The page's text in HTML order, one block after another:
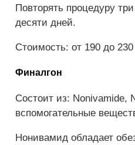
Повторять процедуру
десяти дней.
Стоимость: от 190 до
Финалгон
Состоит из: Nonivamide,
вспомогательные
Нонивамид обладает